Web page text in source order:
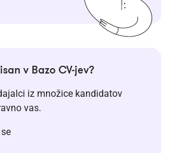
v Bazo CV-jev?
iz množice kandidatov
vas.